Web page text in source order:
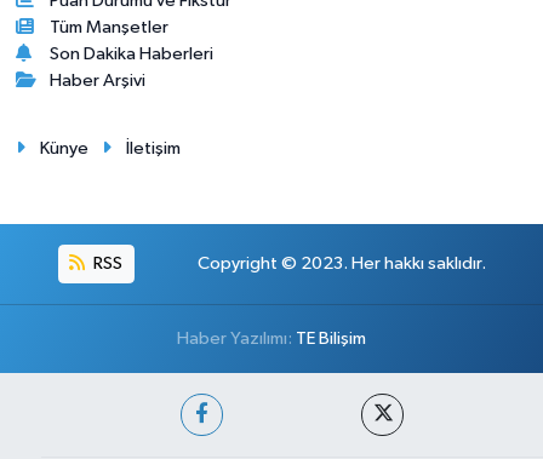
Tüm Manşetler
Son Dakika Haberleri
Haber Arşivi
Künye İletişim
RSS Copyright © 2023. Her hakkı saklıdır.
Haber Yazılımı: TE Bilişim